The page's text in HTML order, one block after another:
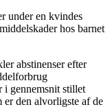
under en kvindes
hos barnet
abstinenser efter
i gennemsnit stillet
den alvorligste af de